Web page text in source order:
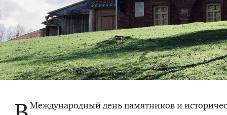
Международный день памятников и